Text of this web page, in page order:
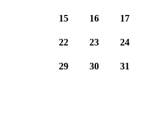
15 16 17
22 23 24
29 30 31